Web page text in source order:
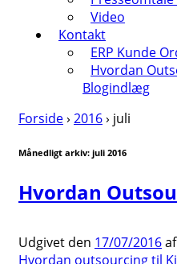
Video
Kontakt
ERP Kunde
Hvordan
Blogindlæg
Forside› 2016› juli
Månedligt arkiv: juli 2016
Hvordan
Udgivet den 17/07/2016af
Hvordan outsourcing til